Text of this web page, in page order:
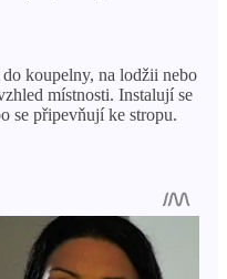
koupelny, na lodžii nebo
místnosti. Instalují se
se připevňují ke stropu.